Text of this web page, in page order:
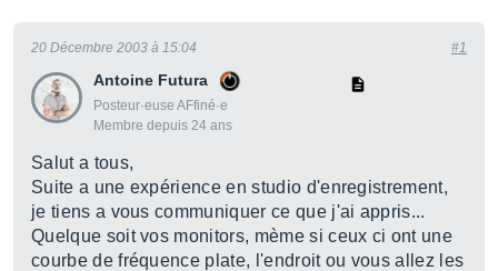
Antoine Futura
Posteur·euse AFfiné·e
Membre depuis 24 ans
20 Décembre 2003 à 15:04 #1
Salut a tous,
Suite a une expérience en studio d'enregistrement,
je tiens a vous communiquer ce que j'ai appris...
Quelque soit vos monitors, mème si ceux ci ont une
courbe de fréquence plate, l'endroit ou vous allez les